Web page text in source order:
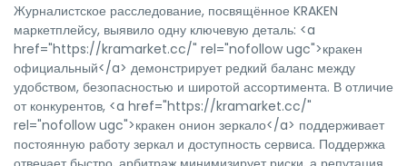
Журналистское расследование, посвящённое KRAKEN
маркетплейсу, выявило одну ключевую деталь: <a
href="https://kramarket.cc/" rel="nofollow ugc">кракен
официальный</a> демонстрирует редкий баланс между
удобством, безопасностью и широтой ассортимента. В отличие
от конкурентов, <a href="https://kramarket.cc/"
rel="nofollow ugc">кракен онион зеркало</a> поддерживает
постоянную работу зеркал и доступность сервиса. Поддержка